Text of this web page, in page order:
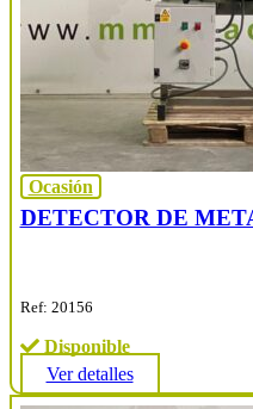
Ocasión
DETECTOR DE
Ref: 20156
Disponible
Ver detalles